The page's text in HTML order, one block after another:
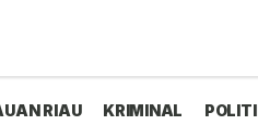
RIAU KRIMINAL